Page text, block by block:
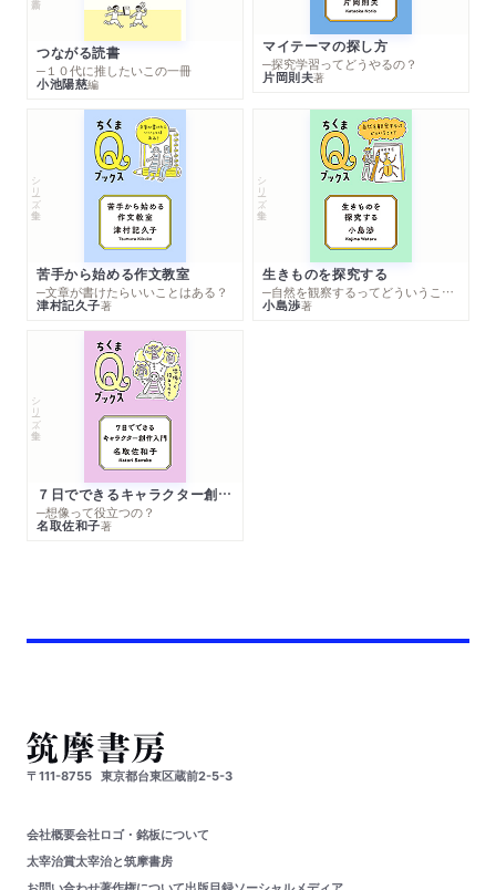
つながる読書
─１０代に推したいこの一冊
小池陽慈編
マイテーマの探し方
─探究学習ってどうやるの？
片岡則夫著
シリーズ・全集
苦手から始める作文教室
─文章が書けたらいいことはある？
津村記久子著
シリーズ・全集
生きものを探究する
─自然を観察するってどういうこと？
小島渉著
シリーズ・全集
７日でできるキャラクター創作入門
─想像って役立つの？
名取佐和子著
〒111-8755 東京都台東区蔵前2-5-3
会社概要会社ロゴ・銘板について
太宰治賞太宰治と筑摩書房